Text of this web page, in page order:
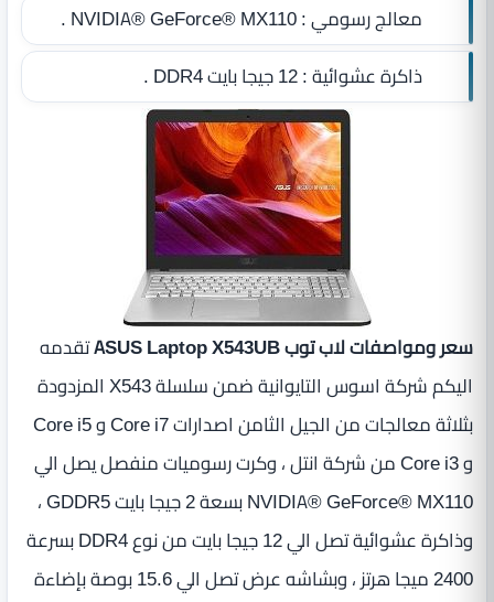
معالج رسومي :NVIDIA® GeForce® MX110 .
ذاكرة عشوائية :12 جيجا بايت DDR4‏ .
سعر ومواصفات لاب توب ASUS Laptop X543UB
تقدمه
اليكم شركة اسوس التايوانية ضمن سلسلة X543 المزدودة
بثلاثة معالجات من الجيل الثامن اصدارات Core i7‎ و Core i5
و Core i3 من شركة انتل ، وكرت رسوميات منفصل يصل الي
NVIDIA® GeForce® MX110 بسعة 2 جيجا بايت GDDR5 ،
وذاكرة عشوائية تصل الي 12 جيجا بايت من نوع DDR4 بسرعة
2400 ميجا هرتز ، وبشاشه عرض تصل الي 15.6 بوصة بإضاءة